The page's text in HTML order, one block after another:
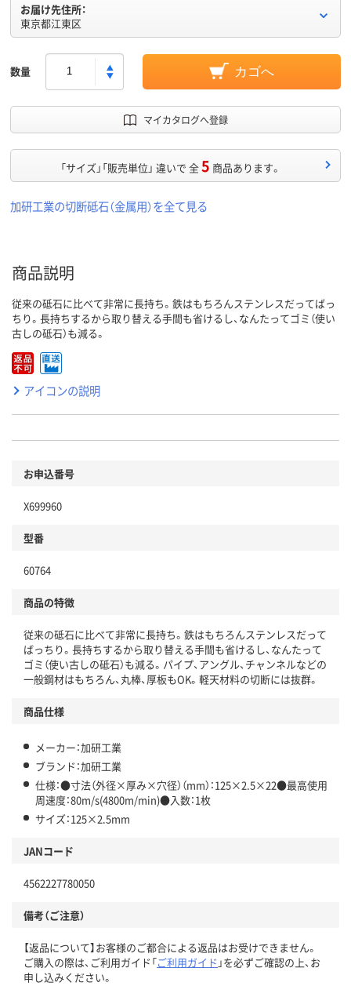
お届け先住所：
東京都江東区
数量 カゴへ
マイカタログへ登録
「サイズ」「販売単位」 違いで 全5 商品あります。
加研工業の切断砥石（金属用）を全て見る
商品説明
従来の砥石に比べて非常に長持ち。鉄はもちろんステンレスだってばっ
ちり。長持ちするから取り替える手間も省けるし、なんたってゴミ（使い
古しの砥石）も減る。
アイコンの説明
お申込番号
X699960
型番
60764
商品の特徴
従来の砥石に比べて非常に長持ち。鉄はもちろんステンレスだって
ばっちり。長持ちするから取り替える手間も省けるし、なんたって
ゴミ（使い古しの砥石）も減る。パイプ、アングル、チャンネルなどの
一般鋼材はもちろん、丸棒、厚板もOK。軽天材料の切断には抜群。
商品仕様
メーカー：加研工業
ブランド：加研工業
仕様：●寸法（外径×厚み×穴径）（mm）：125×2.5×22●最高使用
周速度：80m/s(4800m/min)●入数：1枚
サイズ：125×2.5mm
JANコード
4562227780050
備考（ご注意）
【返品について】お客様のご都合による返品はお受けできません。
ご購入の際は、ご利用ガイド「ご利用ガイド 」を必ずご確認の上、お
申し込みください。